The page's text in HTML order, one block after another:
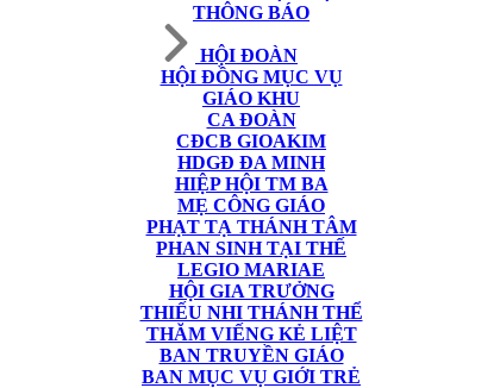
THÔNG BÁO
HỘI ĐOÀN
HỘI ĐỒNG MỤC VỤ
GIÁO KHU
CA ĐOÀN
CĐCB GIOAKIM
HDGĐ ĐA MINH
HIỆP HỘI TM BA
MẸ CÔNG GIÁO
PHẠT TẠ THÁNH TÂM
PHAN SINH TẠI THẾ
LEGIO MARIAE
HỘI GIA TRƯỞNG
THIẾU NHI THÁNH THỂ
THĂM VIẾNG KẺ LIỆT
BAN TRUYỀN GIÁO
BAN MỤC VỤ GIỚI TRẺ